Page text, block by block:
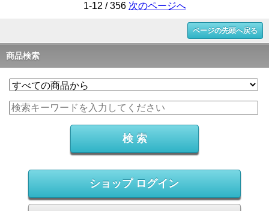
1-12 / 356 次のページへ
ページの先頭へ戻る
商品検索
ショップ ログイン